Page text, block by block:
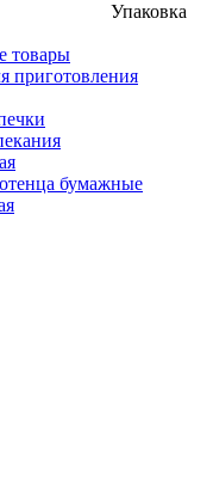
Упаковка
товары
приготовления
бумажные